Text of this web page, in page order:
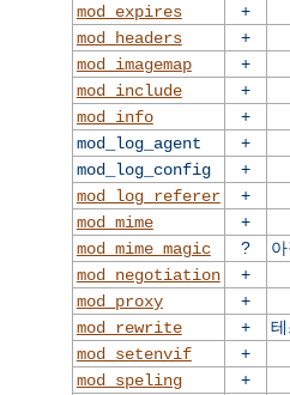
mod_expires
+
mod_headers
+
mod_imagemap
+
mod_include
+
mod_info
+
mod_log_agent
+
mod_log_config
+
mod_log_referer
+
mod_mime
+
mod_mime_magic
?
mod_negotiation
+
mod_proxy
+
mod_rewrite
+
mod_setenvif
+
mod_speling
+